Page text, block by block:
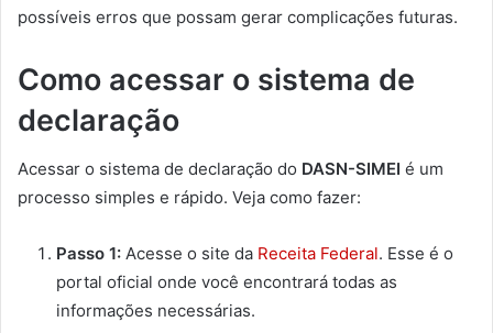
possíveis erros que possam gerar complicações futuras.
Como acessar o sistema de
declaração
Acessar o sistema de declaração do DASN-SIMEI é um
processo simples e rápido. Veja como fazer:
Passo 1: Acesse o site da Receita Federal. Esse é o
portal oficial onde você encontrará todas as
informações necessárias.